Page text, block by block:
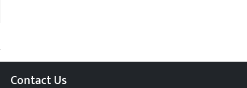
Contact Us